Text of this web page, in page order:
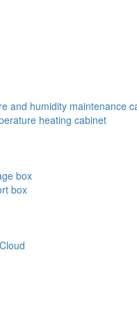
and humidity maintenance
heating cabinet
box
box